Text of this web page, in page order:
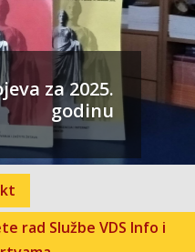
za 2025.
godinu
rad Službe VDS Info i